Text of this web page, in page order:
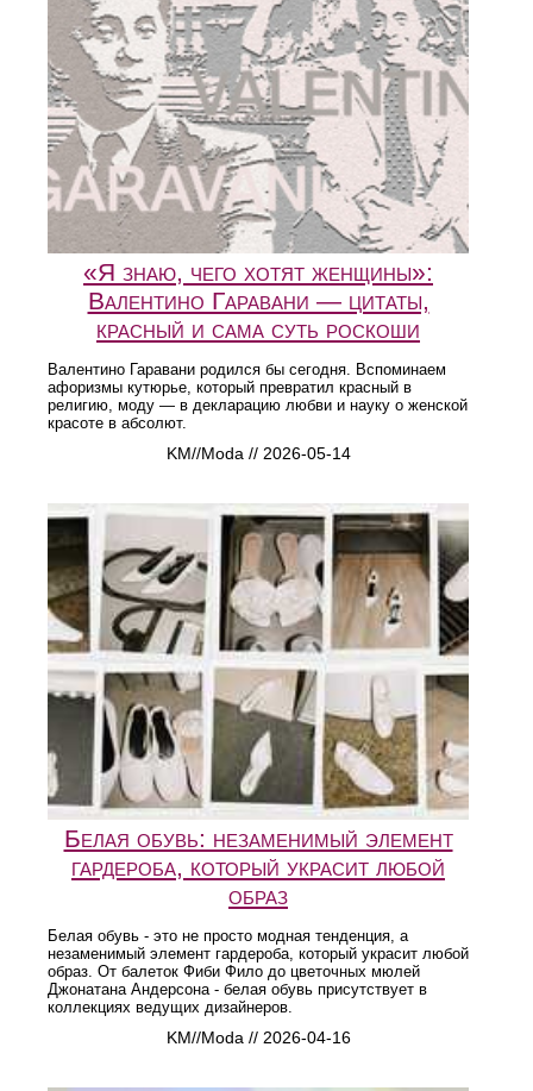
«Я знаю, чего хотят женщины»:
Валентино Гаравани — цитаты,
красный и сама суть роскоши
Валентино Гаравани родился бы сегодня. Вспоминаем
афоризмы кутюрье, который превратил красный в
религию, моду — в декларацию любви и науку о женской
красоте в абсолют.
KM//Moda // 2026-05-14
Белая обувь: незаменимый элемент
гардероба, который украсит любой
образ
Белая обувь - это не просто модная тенденция, а
незаменимый элемент гардероба, который украсит любой
образ. От балеток Фиби Фило до цветочных мюлей
Джонатана Андерсона - белая обувь присутствует в
коллекциях ведущих дизайнеров.
KM//Moda // 2026-04-16